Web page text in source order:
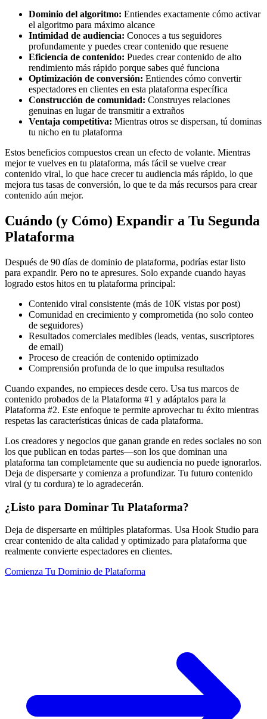
Dominio del algoritmo: Entiendes exactamente cómo activar
el algoritmo para máximo alcance
Intimidad de audiencia: Conoces a tus seguidores
profundamente y puedes crear contenido que resuene
Eficiencia de contenido: Puedes crear contenido de alto
rendimiento más rápido porque sabes qué funciona
Optimización de conversión: Entiendes cómo convertir
espectadores en clientes en esta plataforma específica
Construcción de comunidad: Construyes relaciones
genuinas en lugar de transmitir a extraños
Ventaja competitiva: Mientras otros se dispersan, tú dominas
tu nicho en tu plataforma
Estos beneficios compuestos crean un efecto de volante. Mientras
mejor te vuelves en tu plataforma, más fácil se vuelve crear
contenido viral, lo que hace crecer tu audiencia más rápido, lo que
mejora tus tasas de conversión, lo que te da más recursos para crear
contenido aún mejor.
Cuándo (y Cómo) Expandir a Tu Segunda
Plataforma
Después de 90 días de dominio de plataforma, podrías estar listo
para expandir. Pero no te apresures. Solo expande cuando hayas
logrado estos hitos en tu plataforma principal:
Contenido viral consistente (más de 10K vistas por post)
Comunidad en crecimiento y comprometida (no solo conteo
de seguidores)
Resultados comerciales medibles (leads, ventas, suscriptores
de email)
Proceso de creación de contenido optimizado
Comprensión profunda de lo que impulsa resultados
Cuando expandes, no empieces desde cero. Usa tus marcos de
contenido probados de la Plataforma #1 y adáptalos para la
Plataforma #2. Este enfoque te permite aprovechar tu éxito mientras
respetas las características únicas de cada plataforma.
Los creadores y negocios que ganan grande en redes sociales no son
los que publican en todas partes—son los que dominan una
plataforma tan completamente que su audiencia no puede ignorarlos.
Deja de dispersarte y comienza a profundizar. Tu futuro contenido
viral (y tu cordura) te lo agradecerán.
¿Listo para Dominar Tu Plataforma?
Deja de dispersarte en múltiples plataformas. Usa Hook Studio para
crear contenido de alta calidad y optimizado para plataforma que
realmente convierte espectadores en clientes.
Comienza Tu Dominio de Plataforma